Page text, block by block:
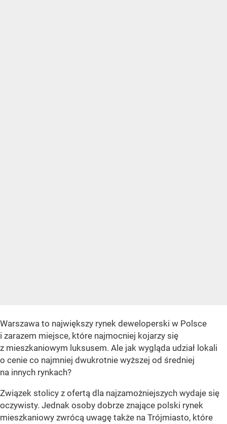
Warszawa to największy rynek deweloperski w Polsce
i zarazem miejsce, które najmocniej kojarzy się
z mieszkaniowym luksusem. Ale jak wygląda udział lokali
o cenie co najmniej dwukrotnie wyższej od średniej
na innych rynkach?
Związek stolicy z ofertą dla najzamożniejszych wydaje się
oczywisty. Jednak osoby dobrze znające polski rynek
mieszkaniowy zwrócą uwagę także na Trójmiasto, które